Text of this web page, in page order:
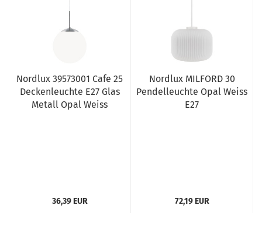
Nordlux 39573001 Cafe 25
Deckenleuchte E27 Glas
Metall Opal Weiss
36,39 EUR
Nordlux MILFORD 30
Pendelleuchte Opal Weiss
E27
72,19 EUR